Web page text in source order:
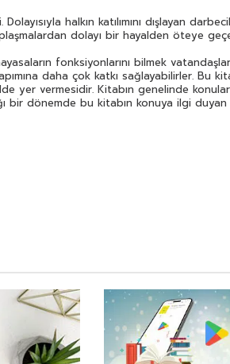
halkın katılımını dışlayan
dolayı bir hayalden öteye
fonksiyonlarını bilmek vatandaşlar
daha çok katkı sağlayabilirler. Bu
yer vermesidir. Kitabın genelinde konular
bir dönemde bu kitabın konuya ilgi